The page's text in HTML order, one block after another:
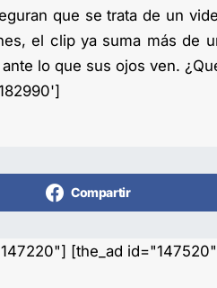
que se trata de un
el clip ya suma más de
lo que sus ojos ven.
Compartir
[the_ad